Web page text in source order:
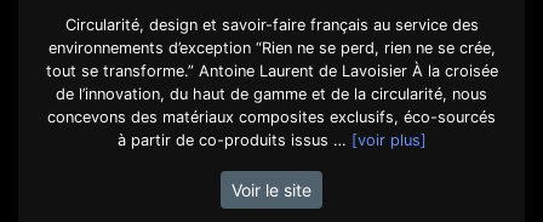
Circularité, design et savoir-faire français au service des
environnements d’exception “Rien ne se perd, rien ne se crée,
tout se transforme.” Antoine Laurent de Lavoisier À la croisée
de l’innovation, du haut de gamme et de la circularité, nous
concevons des matériaux composites exclusifs, éco-sourcés
à partir de co-produits issus … [voir plus]
Voir le site